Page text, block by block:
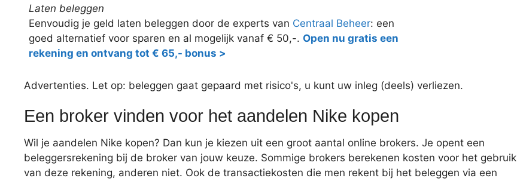
Laten beleggen
Eenvoudig je geld laten beleggen door de experts van Centraal Beheer: een
goed alternatief voor sparen en al mogelijk vanaf € 50,-. Open nu gratis een
rekening en ontvang tot € 65,- bonus >
Advertenties. Let op: beleggen gaat gepaard met risico's, u kunt uw inleg (deels) verliezen.
Een broker vinden voor het aandelen Nike kopen
Wil je aandelen Nike kopen? Dan kun je kiezen uit een groot aantal online brokers. Je opent een
beleggersrekening bij de broker van jouw keuze. Sommige brokers berekenen kosten voor het gebruik
van deze rekening, anderen niet. Ook de transactiekosten die men rekent bij het beleggen via een